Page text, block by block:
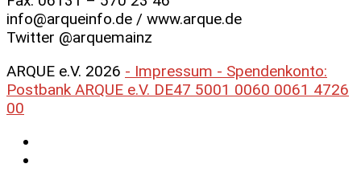
info@arqueinfo.de / www.arque.de
Twitter @arquemainz
ARQUE e.V. 2026 - Impressum - Spendenkonto:
Postbank ARQUE e.V. DE47 5001 0060 0061 4726
00